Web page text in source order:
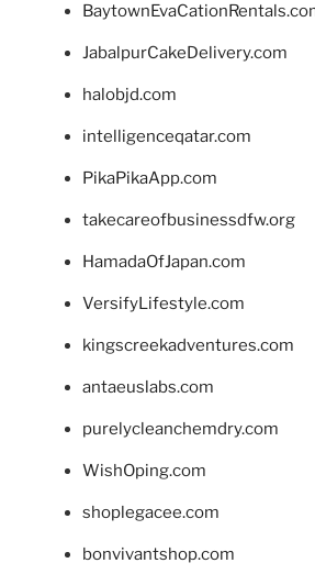
JabalpurCakeDelivery.com
halobjd.com
intelligenceqatar.com
PikaPikaApp.com
takecareofbusinessdfw.org
HamadaOfJapan.com
VersifyLifestyle.com
kingscreekadventures.com
antaeuslabs.com
purelycleanchemdry.com
WishOping.com
shoplegacee.com
bonvivantshop.com